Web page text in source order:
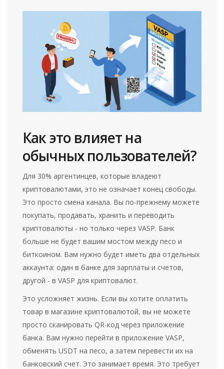
Как это влияет на
обычных пользователей?
Для 30% аргентинцев, которые владеют
криптовалютами, это не означает конец свободы.
Это просто смена канала. Вы по-прежнему можете
покупать, продавать, хранить и переводить
криптовалюты - но только через VASP. Банк
больше не будет вашим мостом между песо и
биткоином. Вам нужно будет иметь два отдельных
аккаунта: один в банке для зарплаты и счетов,
другой - в VASP для криптовалют.
Это усложняет жизнь. Если вы хотите оплатить
товар в магазине криптовалютой, вы не можете
просто сканировать QR-код через приложение
банка. Вам нужно перейти в приложение VASP,
обменять USDT на песо, а затем перевести их на
банковский счет. Это занимает время. Это требует